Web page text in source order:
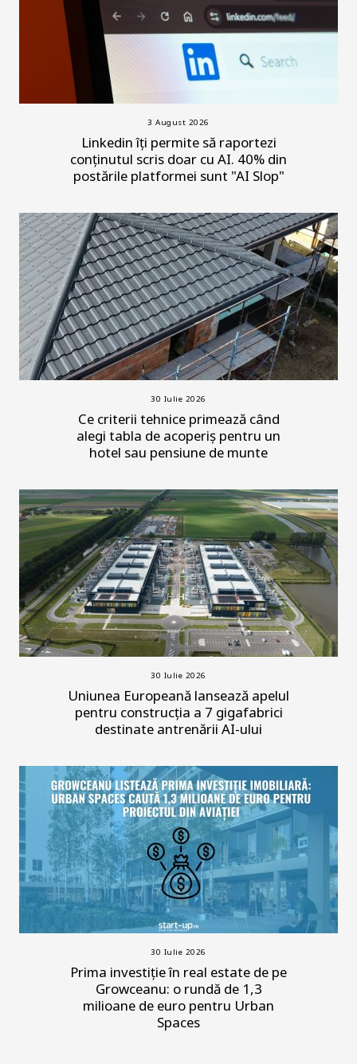
3 August 2026
Linkedin îți permite să raportezi
conținutul scris doar cu AI. 40% din
postările platformei sunt "AI Slop"
30 Iulie 2026
Ce criterii tehnice primează când
alegi tabla de acoperiș pentru un
hotel sau pensiune de munte
30 Iulie 2026
Uniunea Europeană lansează apelul
pentru construcția a 7 gigafabrici
destinate antrenării AI-ului
30 Iulie 2026
Prima investiție în real estate de pe
Growceanu: o rundă de 1,3
milioane de euro pentru Urban
Spaces